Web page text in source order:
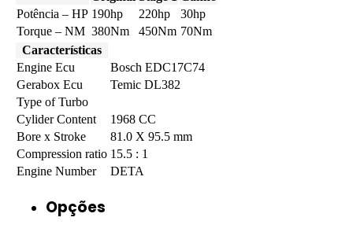
Potência – HP 190hp 220hp
30hp
Torque – NM 380Nm 450Nm 70Nm
Características
Engine Ecu
Bosch EDC17C74
Gerabox Ecu
Temic DL382
Type of Turbo
Cylider Content
1968 CC
Bore x Stroke
81.0 X 95.5 mm
Compression ratio 15.5 : 1
Engine Number
DETA
Opções